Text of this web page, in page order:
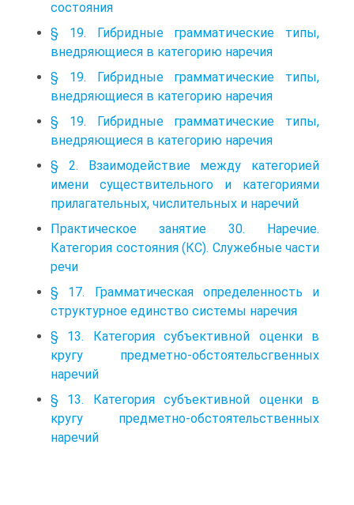
состояния
§ 19. Гибридные грамматические типы,
внедряющиеся в категорию наречия
§ 19. Гибридные грамматические типы,
внедряющиеся в категорию наречия
§ 19. Гибридные грамматические типы,
внедряющиеся в категорию наречия
§ 2. Взаимодействие между категорией
имени существительного и категориями
прилагательных, числительных и наречий
Практическое занятие 30. Наречие.
Категория состояния (КС). Служебные части
речи
§ 17. Грамматическая определенность и
структурное единство системы наречия
§ 13. Категория субъективной оценки в
кругу предметно-обстоятельсгвенных
наречий
§ 13. Категория субъективной оценки в
кругу предметно-обстоятельственных
наречий